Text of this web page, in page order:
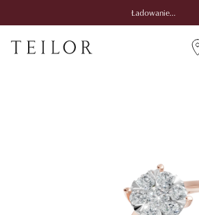
Ładowanie...